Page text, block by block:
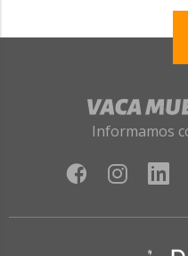
Informamos